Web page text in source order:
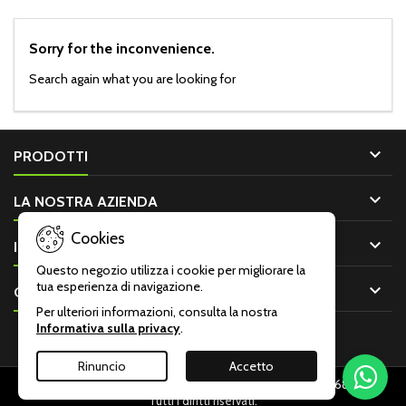
Sorry for the inconvenience.
Search again what you are looking for
PRODOTTI 
LA NOSTRA AZIENDA 
IL TUO ACCOUNT 
CONTATTO 
Cookies
Questo negozio utilizza i cookie per migliorare la
tua esperienza di navigazione.
Per ulteriori informazioni, consulta la nostra
Informativa sulla privacy.
Rinuncio Accetto
© Copyright 2026 Armeria Malentacchi Monza P.IVA: 00001680966 -
Tutti i diritti riservati.